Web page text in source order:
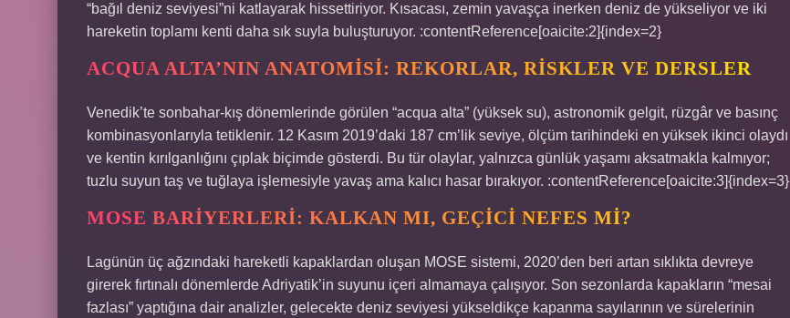
“bağıl deniz seviyesi”ni katlayarak hissettiriyor. Kısacası, zemin yavaşça inerken deniz de yükseliyor ve iki
hareketin toplamı kenti daha sık suyla buluşturuyor. :contentReference[oaicite:2]{index=2}
ACQUA ALTA’NIN ANATOMISI: REKORLAR, RISKLER VE DERSLER
Venedik’te sonbahar-kış dönemlerinde görülen “acqua alta” (yüksek su), astronomik gelgit, rüzgâr ve basınç
kombinasyonlarıyla tetiklenir. 12 Kasım 2019’daki 187 cm’lik seviye, ölçüm tarihindeki en yüksek ikinci olaydı
ve kentin kırılganlığını çıplak biçimde gösterdi. Bu tür olaylar, yalnızca günlük yaşamı aksatmakla kalmıyor;
tuzlu suyun taş ve tuğlaya işlemesiyle yavaş ama kalıcı hasar bırakıyor. :contentReference[oaicite:3]{index=3}
MOSE BARIYERLERI: KALKAN MI, GEÇICI NEFES MI?
Lagünün üç ağzındaki hareketli kapaklardan oluşan MOSE sistemi, 2020’den beri artan sıklıkta devreye
girerek fırtınalı dönemlerde Adriyatik’in suyunu içeri almamaya çalışıyor. Son sezonlarda kapakların “mesai
fazlası” yaptığına dair analizler, gelecekte deniz seviyesi yükseldikçe kapanma sayılarının ve sürelerinin